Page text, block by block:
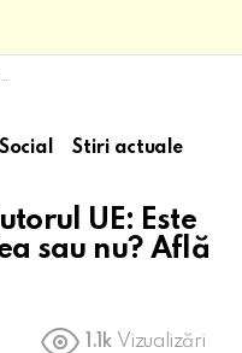
Social
Stiri actuale
UE: Este
sau nu? Află
1.1k Vizualizări